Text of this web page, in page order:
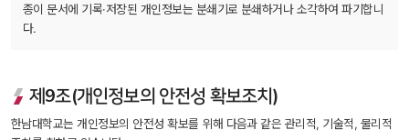
종이 문서에 기록·저장된 개인정보는 분쇄기로 분쇄하거나 소각하여 파기합니
다.
제9조(개인정보의 안전성 확보조치)
한남대학교는 개인정보의 안전성 확보를 위해 다음과 같은 관리적, 기술적, 물리적